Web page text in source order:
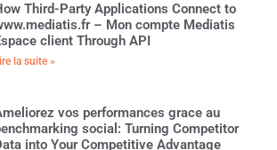
Third-Party Applications Connect to
– Mon compte Mediatis
client Through API
la suite »
vos performances grace au
social: Turning Competitor
into Your Competitive Advantage